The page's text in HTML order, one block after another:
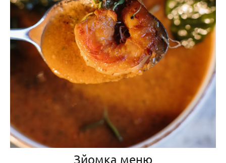
Зйомка меню